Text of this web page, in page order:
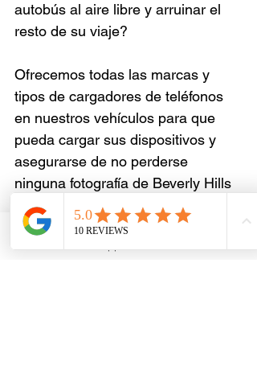
autobús al aire libre y arruinar el
resto de su viaje?
Ofrecemos todas las marcas y
tipos de cargadores de teléfonos
en nuestros vehículos para que
pueda cargar sus dispositivos y
asegurarse de no perderse
ninguna fotografía de Beverly Hills
/ Hollywood o momentos de
InstaGram a lo largo del recorrido.
También proporcionamos toallas